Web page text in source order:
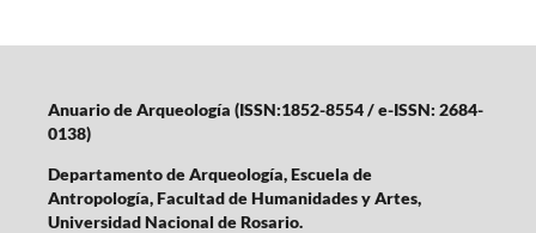
Anuario de Arqueología (ISSN:1852-8554 / e-ISSN: 2684-
0138)
Departamento de Arqueología,Escuela de
Antropología,Facultad de Humanidades y Artes,
Universidad Nacional de Rosario.